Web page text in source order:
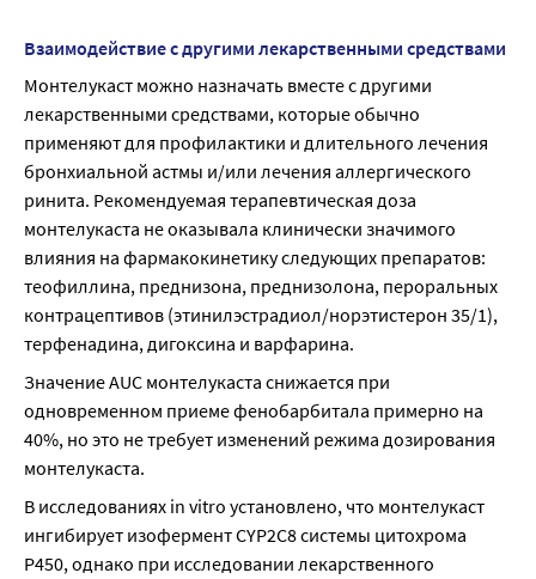
Взаимодействие с другими лекарственными средствами
Монтелукаст можно назначать вместе с другими
лекарственными средствами, которые обычно
применяют для профилактики и длительного лечения
бронхиальной астмы и/или лечения аллергического
ринита. Рекомендуемая терапевтическая доза
монтелукаста не оказывала клинически значимого
влияния на фармакокинетику следующих препаратов:
теофиллина, преднизона, преднизолона, пероральных
контрацептивов (этинилэстрадиол/норэтистерон 35/1),
терфенадина, дигоксина и варфарина.
Значение AUC монтелукаста снижается при
одновременном приеме фенобарбитала примерно на
40%, но это не требует изменений режима дозирования
монтелукаста.
В исследованиях in vitro установлено, что монтелукаст
ингибирует изофермент CYP2C8 системы цитохрома
Р450, однако при исследовании лекарственного